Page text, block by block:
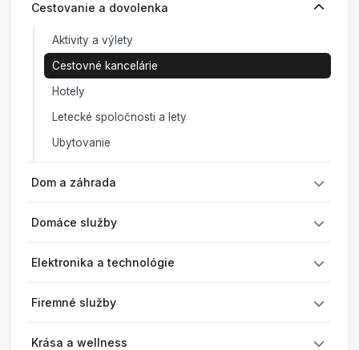
Cestovanie a dovolenka
Aktivity a výlety
Cestovné kancelárie
Hotely
Letecké spoločnosti a lety
Ubytovanie
Dom a záhrada
Domáce služby
Elektronika a technológie
Firemné služby
Krása a wellness